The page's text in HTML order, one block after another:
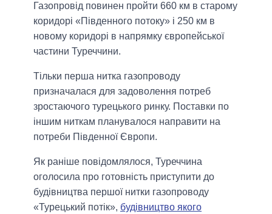
Газопровід повинен пройти 660 км в старому
коридорі «Південного потоку» і 250 км в
новому коридорі в напрямку європейської
частини Туреччини.
Тільки перша нитка газопроводу
призначалася для задоволення потреб
зростаючого турецького ринку. Поставки по
іншим ниткам планувалося направити на
потреби Південної Європи.
Як раніше повідомлялося, Туреччина
оголосила про готовність приступити до
будівництва першої нитки газопроводу
«Турецький потік», будівництво якого